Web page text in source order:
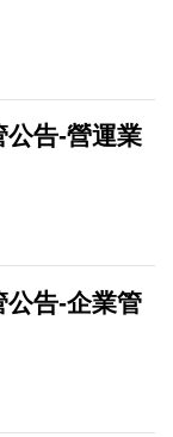
公告-營運業
公告-企業管